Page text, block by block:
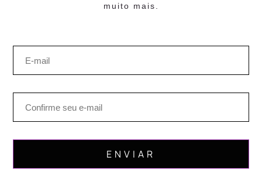
muito mais.